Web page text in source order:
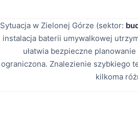
Sytuacja w Zielonej Górze (sektor:
instalacja baterii umywalkowej
ułatwia bezpieczne
ograniczona. Znalezienie szybkiego
kilkoma